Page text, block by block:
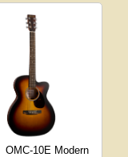
OMC-10E Modern